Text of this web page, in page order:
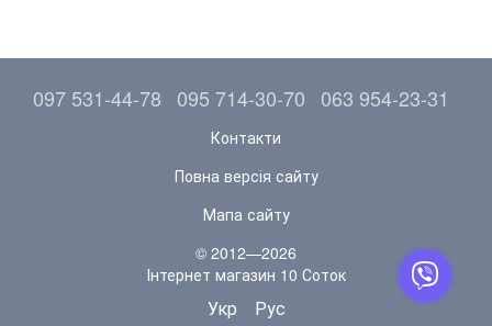
097 531-44-78 095 714-30-70 063 954-23-31
Контакти
Повна версія сайту
Мапа сайту
© 2012—2026
Інтернет магазин 10 Соток
Укр Рус